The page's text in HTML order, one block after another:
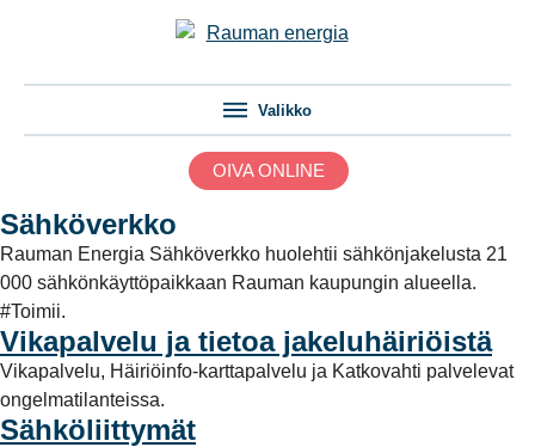
Valikko
OIVA ONLINE
Sähköverkko
Rauman Energia Sähköverkko huolehtii sähkönjakelusta 21
000 sähkönkäyttöpaikkaan Rauman kaupungin alueella.
#Toimii.
Vikapalvelu ja tietoa jakeluhäiriöistä
Vikapalvelu, Häiriöinfo-karttapalvelu ja Katkovahti palvelevat
ongelmatilanteissa.
Sähköliittymät